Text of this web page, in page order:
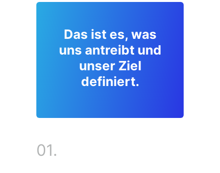
Das ist es, was
uns antreibt und
unser Ziel
definiert.
01.